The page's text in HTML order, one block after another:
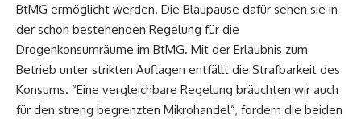
BtMG ermöglicht werden. Die Blaupause dafür sehen sie in
der schon bestehenden Regelung für die
Drogenkonsumräume im BtMG. Mit der Erlaubnis zum
Betrieb unter strikten Auflagen entfällt die Strafbarkeit des
Konsums. “Eine vergleichbare Regelung bräuchten wir auch
für den streng begrenzten Mikrohandel”, fordern die beiden